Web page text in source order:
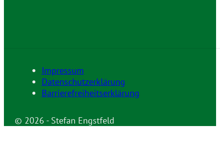
© 2026 - Stefan Engstfeld
Impressum
Datenschutzerklärung
Barrierefreiheitserklärung